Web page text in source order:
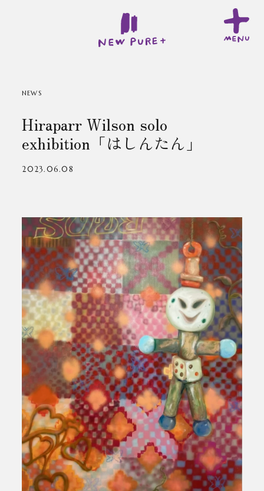
NEWS
Hiraparr Wilson solo
exhibition「はしんたん」
2023.06.08